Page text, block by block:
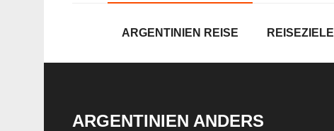
ARGENTINIEN REISE REISEZIELE
ARGENTINIEN ANDERS